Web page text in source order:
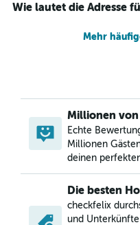
Wie lautet die Adresse
Mehr
Millionen
Echte
Millionen
deinen
Die besten
checkfelix
und